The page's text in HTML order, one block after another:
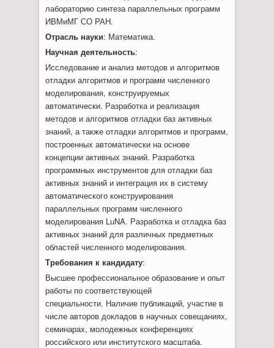
лабораторию синтеза параллельных программ
ИВМиМГ СО РАН.
Отрасль науки: Математика.
Научная деятельность:
Исследование и анализ методов и алгоритмов
отладки алгоритмов и программ численного
моделирования, конструируемых
автоматически. Разработка и реализация
методов и алгоритмов отладки баз активных
знаний, а также отладки алгоритмов и программ,
построенных автоматически на основе
концепции активных знаний. Разработка
программных инструментов для отладки баз
активных знаний и интеграция их в систему
автоматического конструирования
параллельных программ численного
моделирования LuNA. Разработка и отладка баз
активных знаний для различных предметных
областей численного моделирования.
Требования к кандидату:
Высшее профессиональное образование и опыт
работы по соответствующей
специальности. Наличие публикаций, участие в
числе авторов докладов в научных совещаниях,
семинарах, молодежных конференциях
российского или институтского масштаба.